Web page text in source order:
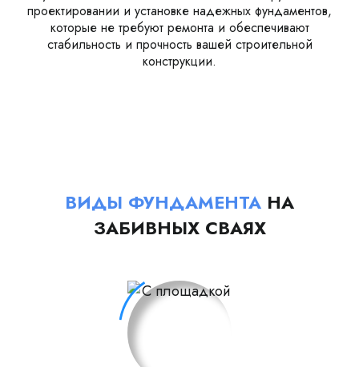
проектировании и установке надежных фундаментов,
которые не требуют ремонта и обеспечивают
стабильность и прочность вашей строительной
конструкции.
ВИДЫ ФУНДАМЕНТА НА
ЗАБИВНЫХ СВАЯХ